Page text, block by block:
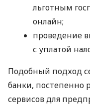
льготным
онлайн;
проведение
с уплатой
Подобный подход
банки, постепенно
сервисов для